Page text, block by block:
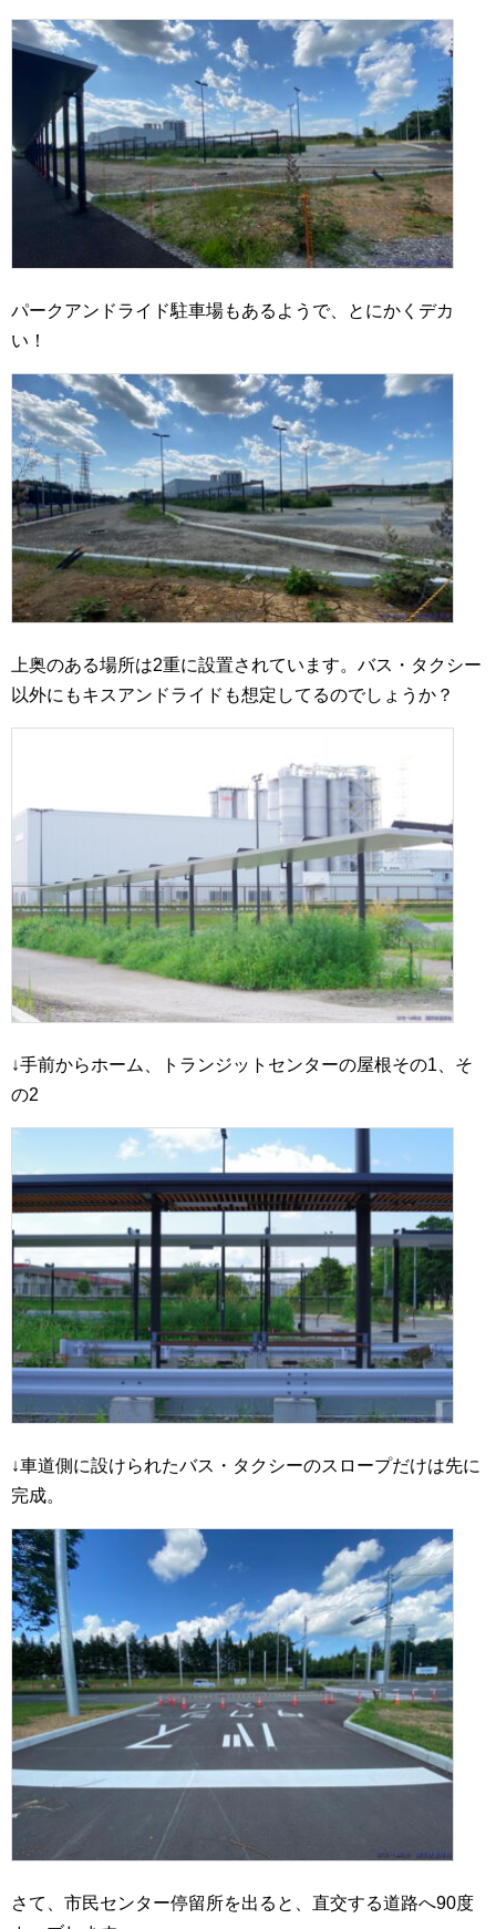
パークアンドライド駐車場もあるようで、とにかくデカ
い！
上奥のある場所は2重に設置されています。バス・タクシー
以外にもキスアンドライドも想定してるのでしょうか？
↓手前からホーム、トランジットセンターの屋根その1、そ
の2
↓車道側に設けられたバス・タクシーのスロープだけは先に
完成。
さて、市民センター停留所を出ると、直交する道路へ90度